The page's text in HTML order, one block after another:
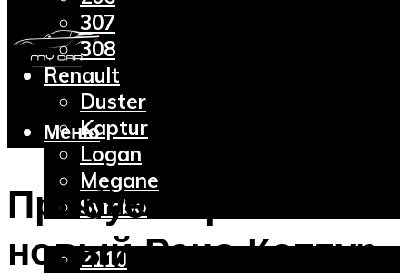
307
308
Renault
Duster
Kaptur
Logan
Megane
Symbol
2110
Меню
Пробуем сравнить
новый Рено Каптур